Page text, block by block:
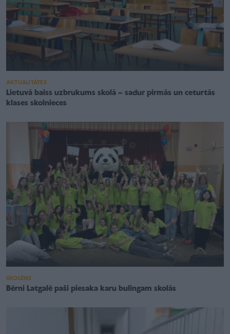
AKTUALITĀTES
Lietuvā baiss uzbrukums skolā – sadur pirmās un ceturtās
klases skolnieces
SKOLĒNS
Bērni Latgalē paši piesaka karu bulingam skolās